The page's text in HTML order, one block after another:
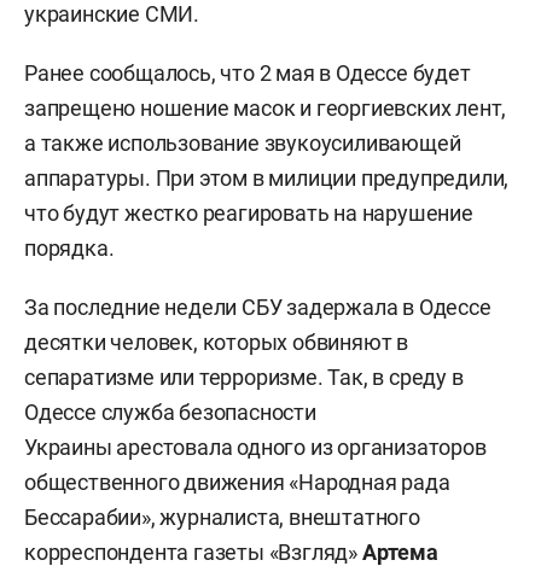
украинские СМИ.
Ранее сообщалось, что 2 мая в Одессе будет
запрещено ношение масок и георгиевских лент,
а также использование звукоусиливающей
аппаратуры. При этом в милиции предупредили,
что будут жестко реагировать на нарушение
порядка.
За последние недели СБУ задержала в Одессе
десятки человек, которых обвиняют в
сепаратизме или терроризме. Так, в среду в
Одессе служба безопасности
Украины арестовала одного из организаторов
общественного движения «Народная рада
Бессарабии», журналиста, внештатного
корреспондента газеты «Взгляд»Артема